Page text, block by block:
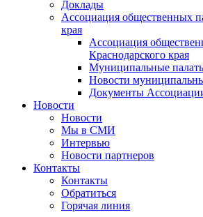
Доклады
Ассоциация общественных
края
Ассоциация
Краснодарского края
Муниципальные
Новости
Документы
Новости
Новости
Мы в СМИ
Интервью
Новости партнеров
Контакты
Контакты
Обратиться
Горячая линия